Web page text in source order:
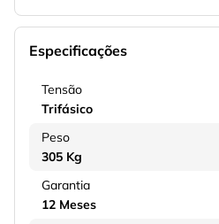
Especificações
Tensão
Trifásico
Peso
305 Kg
Garantia
12 Meses